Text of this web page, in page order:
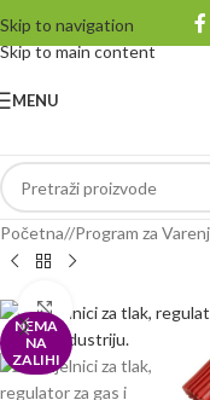
Skip to navigation
Skip to main content
MENU
Početna/ Program za
NEMA
NA
ZALIHI
Klikni da uvećaš